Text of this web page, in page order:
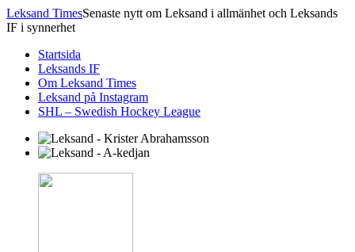
Leksand TimesSenaste nytt om Leksand i allmänhet och Leksands
IF i synnerhet
Startsida
Leksands IF
Om Leksand Times
Leksand på Instagram
SHL – Swedish Hockey League